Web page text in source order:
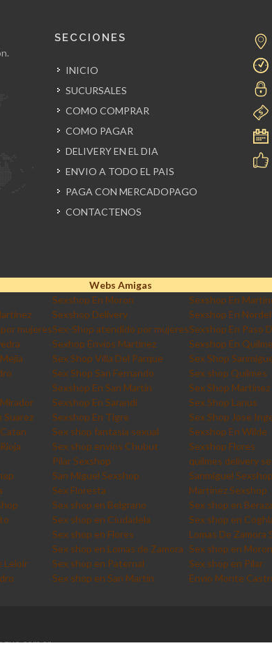
SECCIONES
INICIO
SUCURSALES
COMO COMPRAR
COMO PAGAR
DELIVERY EN EL DIA
ENVIO A TODO EL PAIS
PAGA CON MERCADOPAGO
CONTACTENOS
Webs Amigas
Sexshop En Moron Sexshop En
Sexshop Delivery Sexshop En
mujeresSex-Shop atendido por mujeresSexshop En Paso
Sexhop Envios Martinez Sexshop En
Sex Shop Villa Del Parque Sex Shop
Sex Shop San Fernando Sex shop Quilmes
Sexshop En San Martin Sex Shop Martinez
Sexshop En Sarandi Sex Shop Lanus
Suarez Sexshop En Tigre Sex Shop Jose
Sex shop fantasia sexual Sexshop En Wilde
Sex shop envios Chubut Sexshop Flores
Pilar Sexshop quilmes delivery
San Miguel Sexshop Sanmiguel Sexshop
Sex Floresta Martinez Sexshop
Sex shop en Belgrano Sex shop en
Sex shop en Ciudadela Sex shop en
Sex shop en Flores Lomas De Zamora
Sex shop en Lomas de Zamora Sex shop en Moron
Leloir Sex shop en Paternal Sex shop en Pilar
Sex shop en San Martin Envio Monte